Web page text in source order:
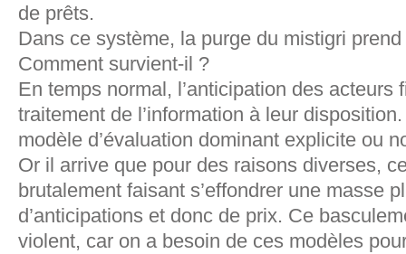
de prêts.
Dans ce système, la purge du mistigri
Comment survient-il ?
En temps normal, l’anticipation des acteurs
traitement de l’information à leur
modèle d’évaluation dominant explicite ou
Or il arrive que pour des raisons diverses,
brutalement faisant s’effondrer une masse
d’anticipations et donc de prix. Ce
violent, car on a besoin de ces modèles